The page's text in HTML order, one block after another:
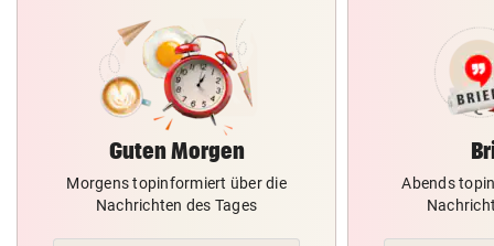
Guten Morgen
Morgens topinformiert über die
Nachrichten des Tages
Abends